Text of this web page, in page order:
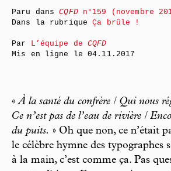
«À la santé du confrère / Qui nous
Ce n’est pas de l’eau de rivière /
du puits. » Oh que non, ce n’était
le célèbre hymne des typographes
à la main, c’est comme ça. Pas
Paru dansCQFDn°159 (novembre
Dans la rubriqueÇa brûle !
Par L’équipe deCQFD
Mis en ligne le04.11.2017